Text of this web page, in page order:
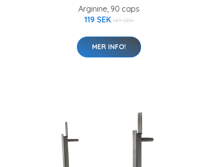
Arginine, 90 caps
119 SEK 149 SEK
MER INFO!